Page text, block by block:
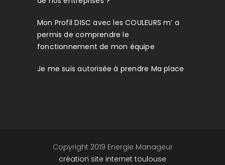
Mon Profil DISC avec les COULEURS m’ a
permis de comprendre le
fonctionnement de mon équipe
Je me suis autorisée à prendre Ma place
Copyright 2019 Energie Manageur
création site internet toulouse